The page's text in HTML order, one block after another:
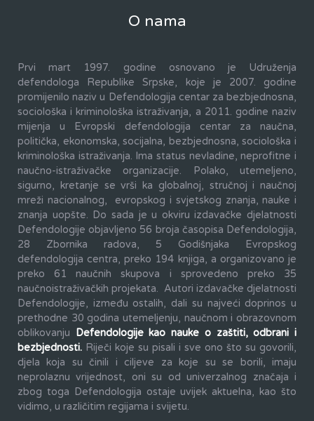
O nama
Prvi mart 1997. godine osnovano je Udruženja
defendologa Republike Srpske, koje je 2007. godine
promijenilo naziv u Defendologija centar za bezbjednosna,
sociološka i kriminološka istraživanja, a 2011. godine naziv
mijenja u Evropski defendologija centar za naučna,
politička, ekonomska, socijalna, bezbjednosna, sociološka i
kriminološka istraživanja. Ima status nevladine, neprofitne i
naučno-istraživačke organizacije. Polako, utemeljeno,
sigurno, kretanje se vrši ka globalnoj, stručnoj i naučnoj
mreži nacionalnog, evropskog i svjetskog znanja, nauke i
znanja uopšte. Do sada je u okviru izdavačke djelatnosti
Defendologije objavljeno 56 broja časopisa Defendologija,
28 Zbornika radova, 5 Godišnjaka Evropskog
defendologija centra, preko 194 knjiga, a organizovano je
preko 61 naučnih skupova i sprovedeno preko 35
naučnoistraživačkih projekata. Autori izdavačke djelatnosti
Defendologije, između ostalih, dali su najveći doprinos u
prethodne 30 godina utemeljenju, naučnom i obrazovnom
oblikovanju Defendologije kao nauke o zaštiti, odbrani i
bezbjednosti. Riječi koje su pisali i sve ono što su govorili,
djela koja su činili i ciljeve za koje su se borili, imaju
neprolaznu vrijednost, oni su od univerzalnog značaja i
zbog toga Defendologija ostaje uvijek aktuelna, kao što
vidimo, u različitim regijama i svijetu.